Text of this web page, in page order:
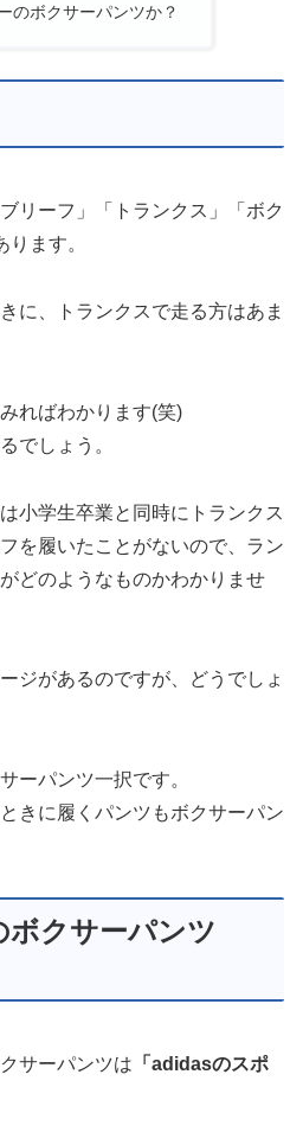
のボクサーパンツか？
リーフ」「トランクス」「ボク
ます。
に、トランクスで走る方はあま
ればわかります(笑)
でしょう。
小学生卒業と同時にトランクス
を履いたことがないので、ラン
どのようなものかわかりませ
ジがあるのですが、どうでしょ
ーパンツ一択です。
きに履くパンツもボクサーパン
ボクサーパンツ
サーパンツは 「adidasのスポ